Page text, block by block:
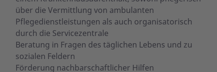
über die Vermittlung von ambulanten
Pflegedienstleistungen als auch organisatorisch
durch die Servicezentrale
Beratung in Fragen des täglichen Lebens und zu
sozialen Feldern
Förderung nachbarschaftlicher Hilfen